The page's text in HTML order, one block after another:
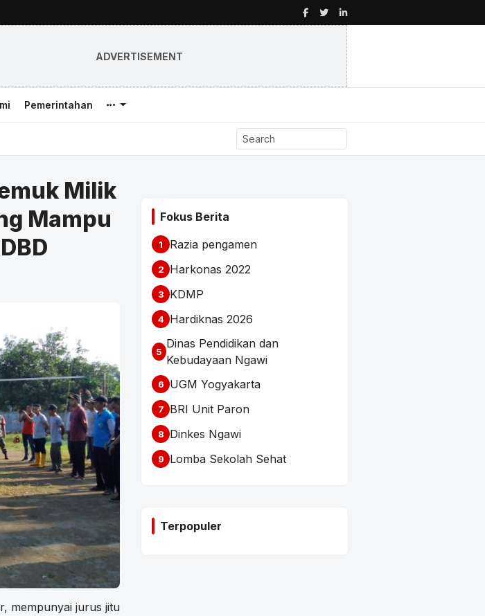
ADVERTISEMENT
Pemerintahan
Milik
Mampu
mempunyai jurus jitu
Fokus Berita
1 Razia pengamen
2 Harkonas 2022
3 KDMP
4 Hardiknas 2026
5
Dinas Pendidikan dan
Kebudayaan Ngawi
6 UGM Yogyakarta
7 BRI Unit Paron
8 Dinkes Ngawi
9 Lomba Sekolah Sehat
Terpopuler